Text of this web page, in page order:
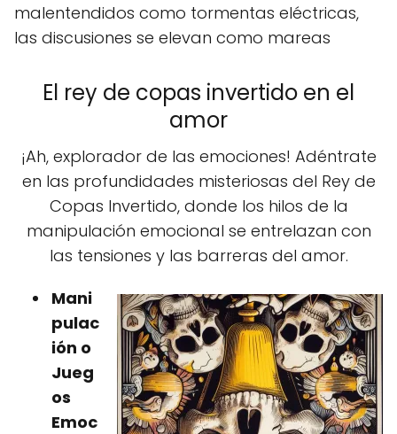
malentendidos como tormentas eléctricas,
las discusiones se elevan como mareas
El rey de copas invertido en el
amor
¡Ah, explorador de las emociones! Adéntrate
en las profundidades misteriosas del Rey de
Copas Invertido, donde los hilos de la
manipulación emocional se entrelazan con
las tensiones y las barreras del amor.
Mani
pulac
ión o
Jueg
os
Emoc